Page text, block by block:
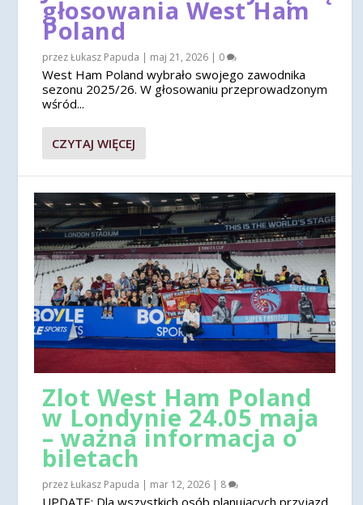
głosowania West Ham
Poland
przezŁukasz Papuda | maj 21, 2026 | 0
West Ham Poland wybrało swojego zawodnika
sezonu 2025/26. W głosowaniu przeprowadzonym
wśród...
CZYTAJ WIĘCEJ
Zlot West Ham Poland
w Londynie 24.05 maja
– ważna informacja o
biletach
przezŁukasz Papuda | mar 12, 2026 | 8
UPDATE: Dla wszystkich osób planujących przyjazd